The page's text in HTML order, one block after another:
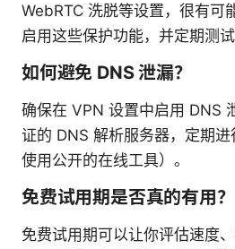
WebRTC 洗脱等设置，很有可
启用这些保护功能，并定期测试
如何避免 DNS 泄漏？
确保在 VPN 设置中启用 DNS
证的 DNS 解析服务器，定期
使用公开的在线工具）。
免费试用期是否真的有用？
免费试用期可以让你评估速度